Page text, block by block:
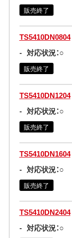
販売終了
TS5410DN0804
- 対応状況：○
販売終了
TS5410DN1204
- 対応状況：○
販売終了
TS5410DN1604
- 対応状況：○
販売終了
TS5410DN2404
- 対応状況：○